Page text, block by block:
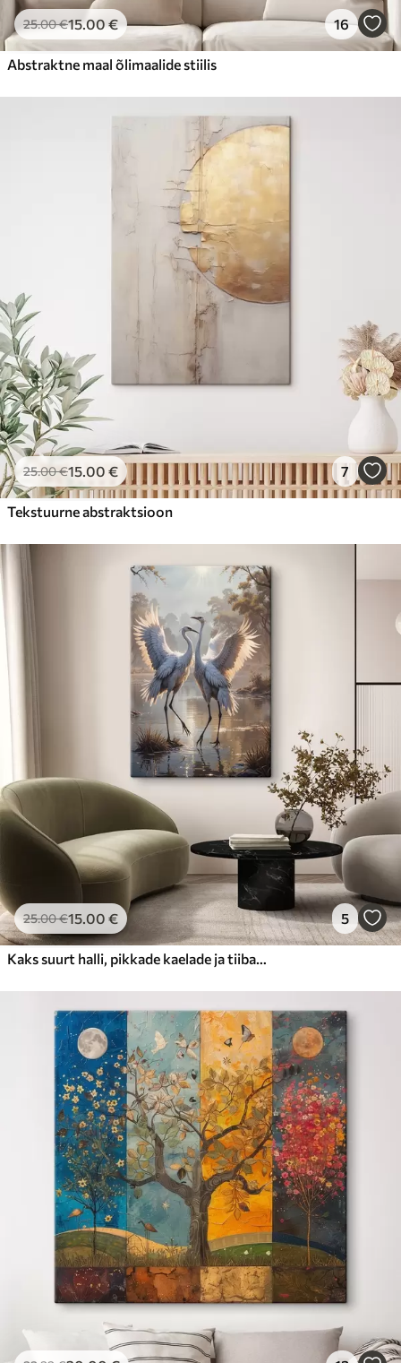
25.00€15.00€ 16
Abstraktne maal õlimaalide stiilis
25.00€15.00 € 7
Tekstuurne abstraktsioon
25.00€15.00 € 5
Kaks suurt halli, pikkade kaelade ja tiibadega kraanat, mis seisavad puudest ümbritsetud udujärves